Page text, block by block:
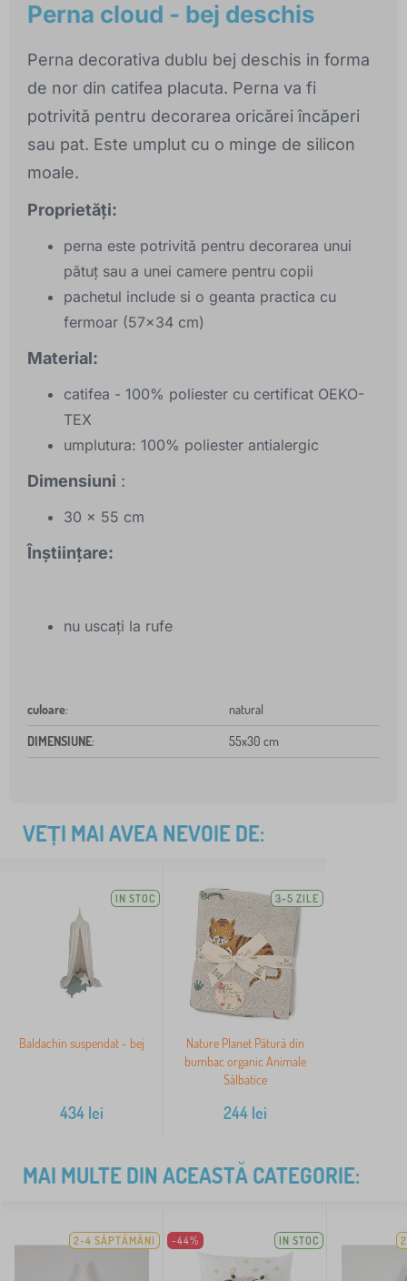
Perna cloud - bej deschis
Perna decorativa dublu bej deschis in forma
de nor din catifea placuta. Perna va fi
potrivită pentru decorarea oricărei încăperi
sau pat. Este umplut cu o minge de silicon
moale.
Proprietăți:
perna este potrivită pentru decorarea unui
pătuț sau a unei camere pentru copii
pachetul include si o geanta practica cu
fermoar (57x34 cm)
Material:
catifea - 100% poliester cu certificat OEKO-
TEX
umplutura: 100% poliester antialergic
Dimensiuni :
30 x 55 cm
Înștiințare:
nu uscați la rufe
culoare: natural
DIMENSIUNE: 55x30 cm
VEȚI MAI AVEA NEVOIE DE:
IN STOC
Baldachin suspendat - bej
434 lei
3-5 ZILE
Nature Planet Pătură din
bumbac organic Animale
Sălbatice
244 lei
MAI MULTE DIN ACEASTĂ CATEGORIE:
2-4 SĂPTĂMÂNI -44% IN STOC